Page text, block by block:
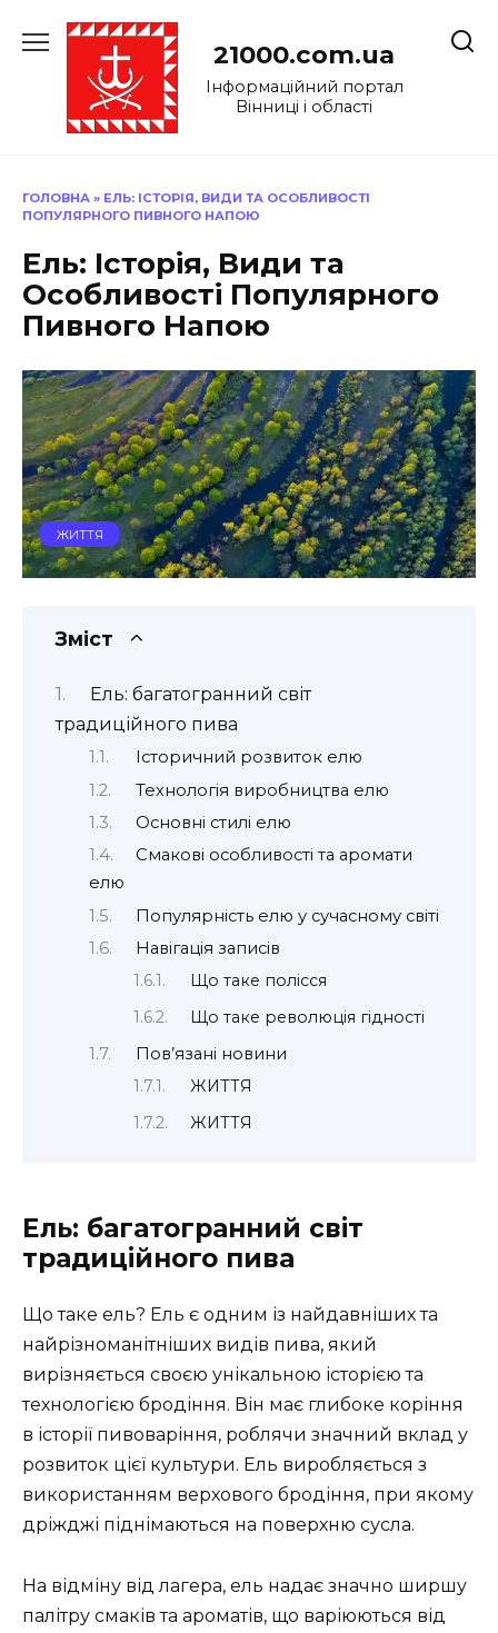
до
21000.com.ua
Інформаційний портал
Вінниці і області
ГОЛОВНА » ЕЛЬ: ІСТОРІЯ, ВИДИ ТА ОСОБЛИВОСТІ
ПОПУЛЯРНОГО ПИВНОГО НАПОЮ
Ель: Історія, Види та
Особливості Популярного
Пивного Напою
ЖИТТЯ
Зміст
Ель: багатогранний світ
традиційного пива
Історичний розвиток елю
Технологія виробництва елю
Основні стилі елю
Смакові особливості та аромати
елю
Популярність елю у сучасному світі
Навігація записів
Що таке полісся
Що таке революція гідності
Пов’язані новини
ЖИТТЯ
ЖИТТЯ
Ель: багатогранний світ
традиційного пива
Що таке ель? Ель є одним із найдавніших та
найрізноманітніших видів пива, який
вирізняється своєю унікальною історією та
технологією бродіння. Він має глибоке коріння
в історії пивоваріння, роблячи значний вклад у
розвиток цієї культури. Ель виробляється з
використанням верхового бродіння, при якому
дріжджі піднімаються на поверхню сусла.
На відміну від лагера, ель надає значно ширшу
палітру смаків та ароматів, що варіюються від